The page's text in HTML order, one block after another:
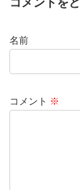
名前
コメント ※